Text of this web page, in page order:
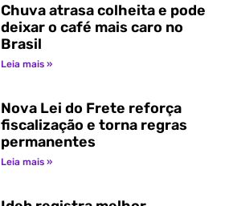
Chuva atrasa colheita e pode
deixar o café mais caro no
Brasil
Leia mais »
Nova Lei do Frete reforça
fiscalização e torna regras
permanentes
Leia mais »